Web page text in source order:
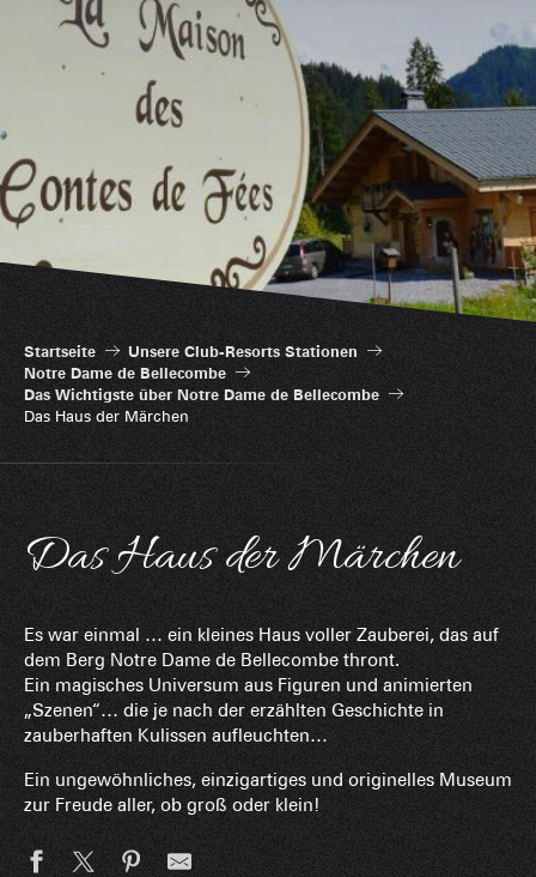
Startseite
Unsere Club-Resorts Stationen
Notre Dame de Bellecombe
Das Wichtigste über Notre Dame de Bellecombe
Das Haus der Märchen
Das Haus der Märchen
Es war einmal … ein kleines Haus voller Zauberei, das auf
dem Berg Notre Dame de Bellecombe thront.
Ein magisches Universum aus Figuren und animierten
„Szenen“… die je nach der erzählten Geschichte in
zauberhaften Kulissen aufleuchten…
Ein ungewöhnliches, einzigartiges und originelles Museum
zur Freude aller, ob groß oder klein!